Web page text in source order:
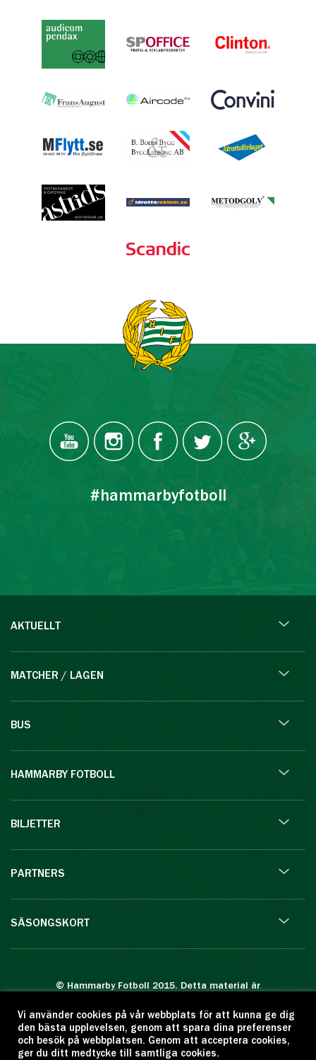
#hammarbyfotboll
AKTUELLT
MATCHER / LAGEN
BUS
HAMMARBY FOTBOLL
BILJETTER
PARTNERS
SÄSONGSKORT
© Hammarby Fotboll 2015. Detta material är
Eftertryck eller annan kopiering är förbjuden.
Citera oss gärna men ange källan:
www.hammarbyfotboll.se. Ansvarig utgivare:
Vi använder cookies på vår webbplats för att kunna ge dig
den bästa upplevelsen, genom att spara dina preferenser
och besök på webbplatsen. Genom att acceptera cookies,
ger du ditt medtycke till samtliga cookies.